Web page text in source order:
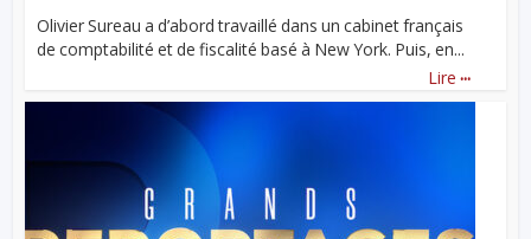
Olivier Sureau a d’abord travaillé dans un cabinet français
de comptabilité et de fiscalité basé à New York. Puis, en...
Lire ...